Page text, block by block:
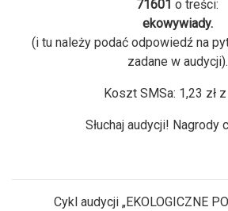
71601 o treści:
ekowywiady.
(i tu należy podać odpowiedź na
zadane w audycji).
Koszt SMSa: 1,23 zł z
Słuchaj audycji! Nagrody
Cykl audycji „EKOLOGICZNE